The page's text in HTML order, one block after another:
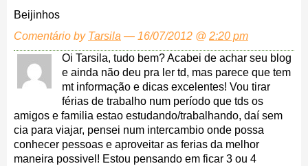
Beijinhos
Comentário by Tarsila — 16/07/2012 @ 2:20 pm
Oi Tarsila, tudo bem? Acabei de achar seu blog
e ainda não deu pra ler td, mas parece que tem
mt informação e dicas excelentes! Vou tirar
férias de trabalho num período que tds os
amigos e familia estao estudando/trabalhando, daí sem
cia para viajar, pensei num intercambio onde possa
conhecer pessoas e aproveitar as ferias da melhor
maneira possivel! Estou pensando em ficar 3 ou 4